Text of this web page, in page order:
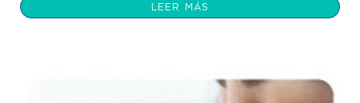
LEER MÁS